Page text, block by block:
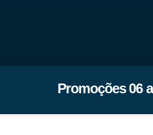
Promoções 06